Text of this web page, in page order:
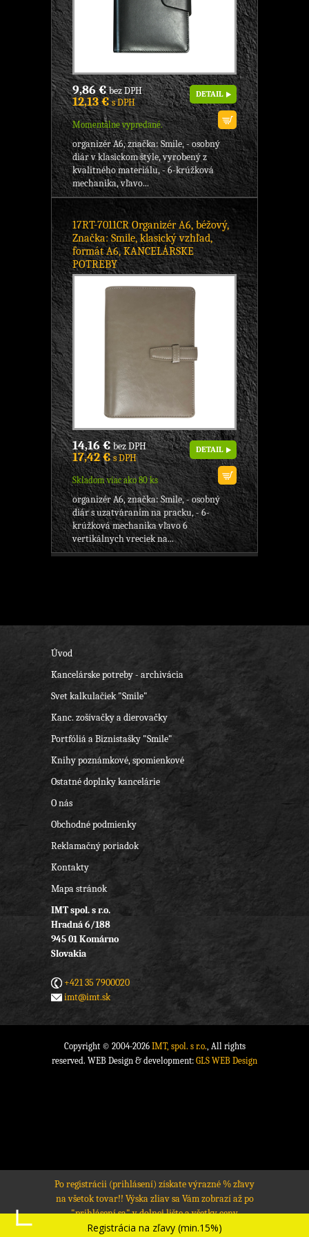
9,86 €bez DPH
12,13 €s DPH
Momentálne vypredané.
DETAIL
organizér A6, značka: Smile, - osobný
diár v klasickom štýle, vyrobený z
kvalitného materiálu, - 6-krúžková
mechanika, vľavo...
17RT-7011CR Organizér A6, béžový,
Značka: Smile, klasický vzhľad,
formát A6, KANCELÁRSKE
POTREBY
14,16 €bez DPH
17,42 €s DPH
Skladom viac ako 80 ks
DETAIL
organizér A6, značka: Smile, - osobný
diár s uzatváraním na pracku, - 6-
krúžková mechanika vľavo 6
vertikálnych vreciek na...
Úvod
Kancelárske potreby - archivácia
Svet kalkulačiek "Smile"
Kanc. zošívačky a dierovačky
Portfóliá a Biznistašky "Smile"
Knihy poznámkové, spomienkové
Ostatné doplnky kancelárie
O nás
Obchodné podmienky
Reklamačný poriadok
Kontakty
Mapa stránok
IMT spol. s r.o.
Hradná 6/188
945 01 Komárno
Slovakia
+421 35 7900020
imt@imt.sk
Copyright © 2004-2026 IMT, spol. s r.o., All rights
reserved. WEB Design & development: GLS WEB Design
Po registrácii (prihlásení) získate výrazné % zľavy
na všetok tovar!! Výska zliav sa Vám zobrazí až po
"prihlásení sa" v dolnej lište a všetky ceny
produktov sa prepočítajú na zľavnené ceny.
Registrácia na zľavy (min.15%)